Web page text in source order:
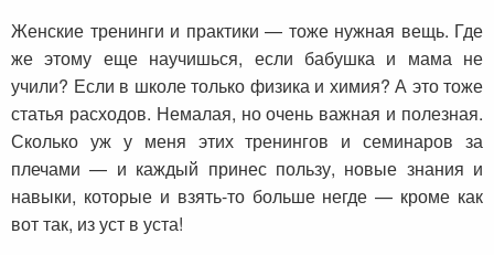
Женские тренинги и практики — тоже нужная вещь. Где
же этому еще научишься, если бабушка и мама не
учили? Если в школе только физика и химия? А это тоже
статья расходов. Немалая, но очень важная и полезная.
Сколько уж у меня этих тренингов и семинаров за
плечами — и каждый принес пользу, новые знания и
навыки, которые и взять-то больше негде — кроме как
вот так, из уст в уста!